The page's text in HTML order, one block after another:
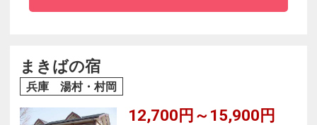
まきばの宿
兵庫 湯村・村岡
12,700円～15,900円